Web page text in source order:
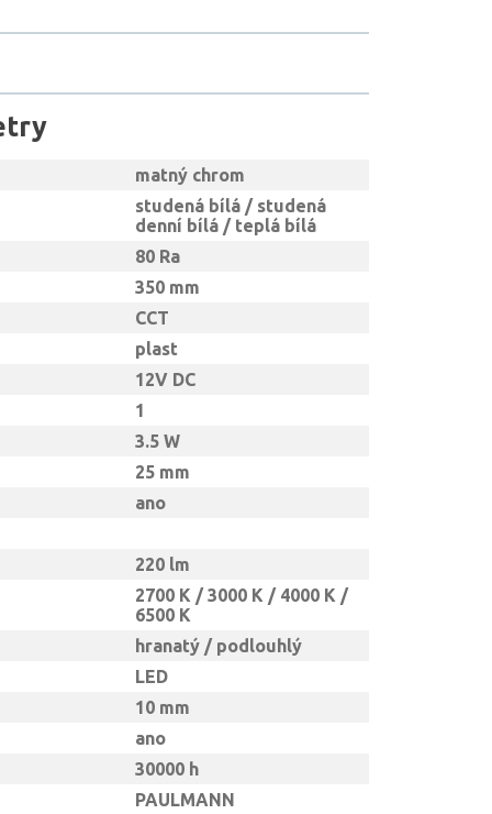
matný chrom
studená bílá / studená
denní bílá / teplá bílá
80 Ra
350 mm
CCT
plast
12V DC
1
3.5 W
25 mm
ano
220 lm
2700 K / 3000 K / 4000 K /
6500 K
hranatý / podlouhlý
LED
10 mm
ano
30000 h
PAULMANN